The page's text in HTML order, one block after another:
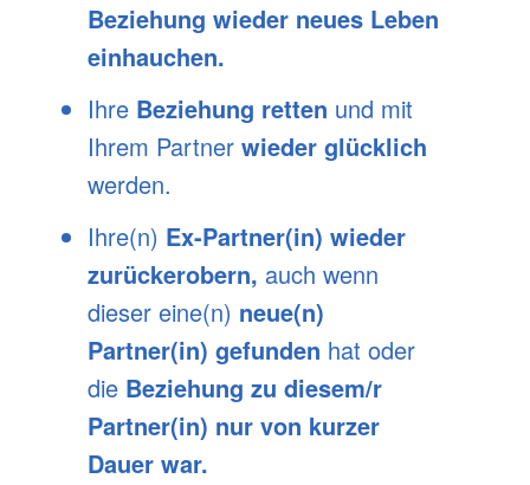
Beziehung wieder neues Leben
einhauchen.
Ihre Beziehung retten und mit
Ihrem Partner wieder glücklich
werden.
Ihre(n) Ex-Partner(in) wieder
zurückerobern, auch wenn
dieser eine(n) neue(n)
Partner(in) gefunden hat oder
die Beziehung zu diesem/r
Partner(in) nur von kurzer
Dauer war.